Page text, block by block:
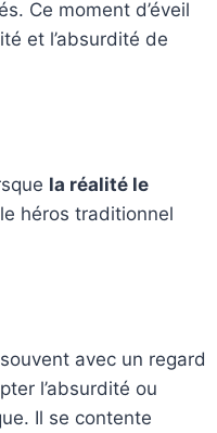
Ce moment d’éveil
et l’absurdité de
la réalité le
héros traditionnel
avec un regard
l’absurdité ou
Il se contente